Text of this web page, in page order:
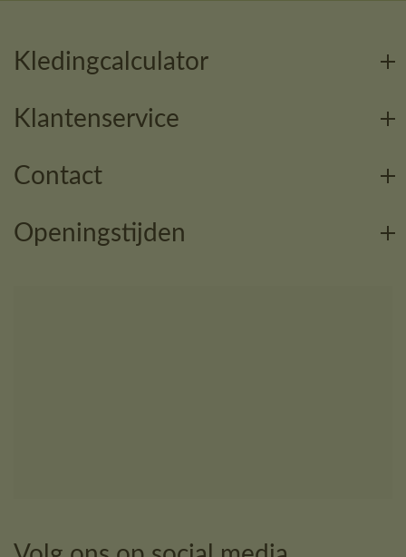
Kledingcalculator
Klantenservice
Contact
Openingstijden